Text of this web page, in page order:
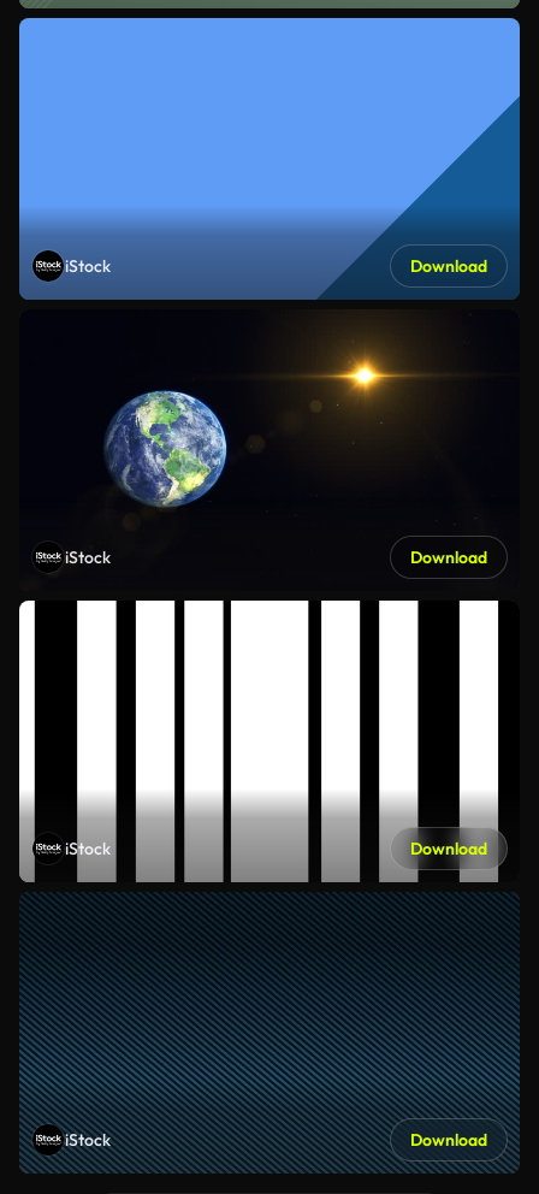
iStock Download
iStock Download
iStock Download
iStock Download